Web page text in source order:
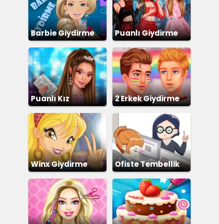
Barbie Giydirme Puanlı Giydirme
Puanlı Kız
Giydirme
2 Erkek Giydirme
Winx Giydirme Ofiste Tembellik